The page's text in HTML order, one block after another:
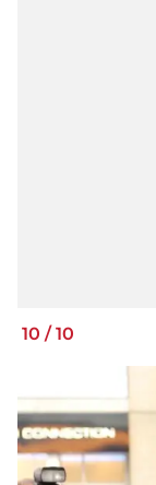
10 /10